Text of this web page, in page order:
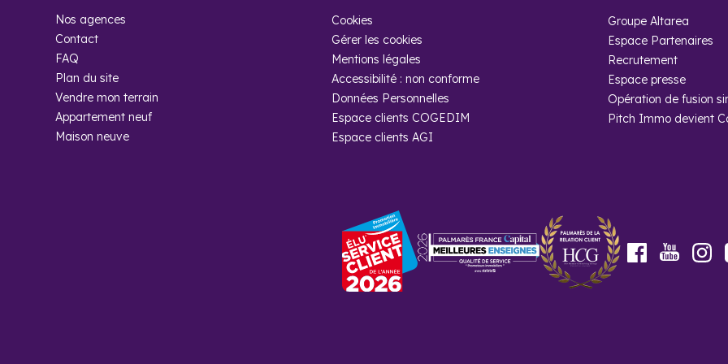
Pourquoi acheter un programme neuf à Gisors avec
Chez Cogedim, nos experts sont là pour vous proposer des biens neufs adaptés à votre
offres de personnalisation et nos solutions de financement, soyez sûrs d’acheter un
Gisors qui vous ressemble.
Nos agences
Contact
FAQ
Plan du site
Vendre mon terrain
Appartement neuf
Maison neuve
Cookies
Gérer les cookies
Mentions légales
Accessibilité : non conforme
Données Personnelles
Espace clients COGEDIM
Espace clients AGI
Groupe Altarea
Espace Partenaires
Recrutement
Espace presse
Opération de fusion
Pitch Immo devient
Facebook
Youtube